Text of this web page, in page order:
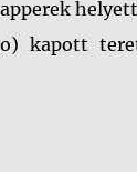
kapott